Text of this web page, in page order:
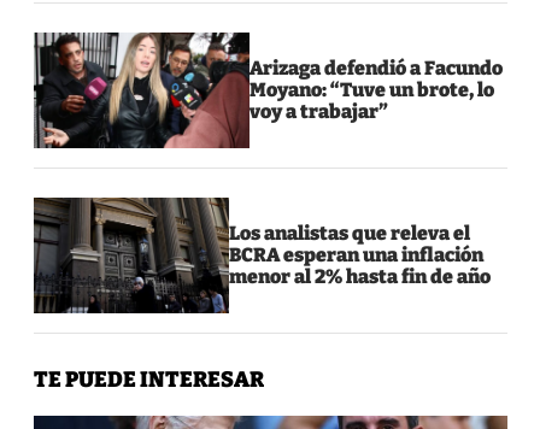
Arizaga defendió a Facundo
Moyano: “Tuve un brote, lo
voy a trabajar”
Los analistas que releva el
BCRA esperan una inflación
menor al 2% hasta fin de año
TE PUEDE INTERESAR